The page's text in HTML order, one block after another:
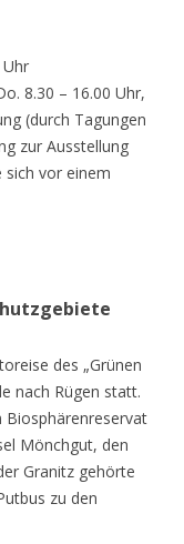
8.30 – 16.00 Uhr,
(durch Tagungen
zur Ausstellung
vor einem
des „Grünen
nach Rügen statt.
Biosphärenreservat
Mönchgut, den
Granitz gehörte
zu den